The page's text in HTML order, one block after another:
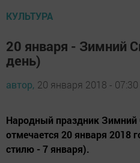
КУЛЬТУРА
20 января - Зимний
день)
автор, 20 января 2018 - 07:30
Народный праздник Зимний
отмечается 20 января 2018
стилю - 7 января).